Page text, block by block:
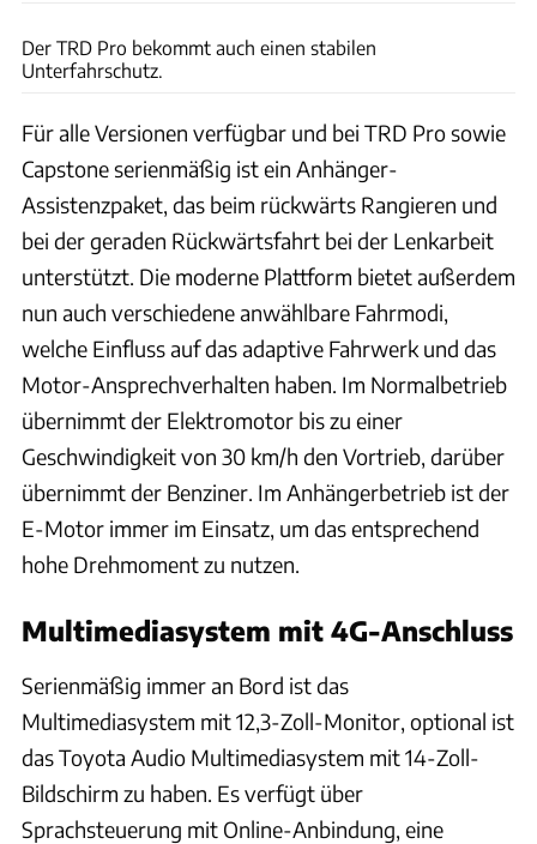
Der TRD Pro bekommt auch einen stabilen
Unterfahrschutz.
Für alle Versionen verfügbar und bei TRD Pro sowie
Capstone serienmäßig ist ein Anhänger-
Assistenzpaket, das beim rückwärts Rangieren und
bei der geraden Rückwärtsfahrt bei der Lenkarbeit
unterstützt. Die moderne Plattform bietet außerdem
nun auch verschiedene anwählbare Fahrmodi,
welche Einfluss auf das adaptive Fahrwerk und das
Motor-Ansprechverhalten haben. Im Normalbetrieb
übernimmt der Elektromotor bis zu einer
Geschwindigkeit von 30 km/h den Vortrieb, darüber
übernimmt der Benziner. Im Anhängerbetrieb ist der
E-Motor immer im Einsatz, um das entsprechend
hohe Drehmoment zu nutzen.
Multimediasystem mit 4G-Anschluss
Serienmäßig immer an Bord ist das
Multimediasystem mit 12,3-Zoll-Monitor, optional ist
das Toyota Audio Multimediasystem mit 14-Zoll-
Bildschirm zu haben. Es verfügt über
Sprachsteuerung mit Online-Anbindung, eine